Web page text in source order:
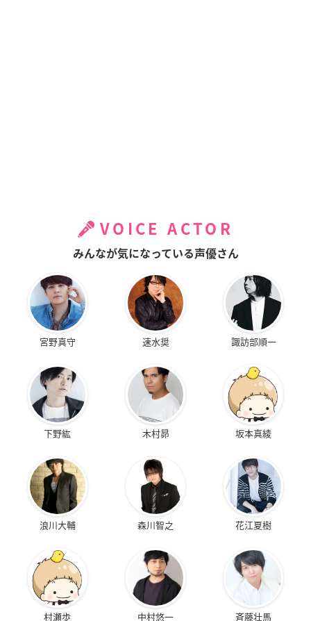
VOICE ACTOR
みんなが気になっている声優さん
宮野真守 速水奨 諏訪部順一
下野紘 木村昴 坂本真綾
浪川大輔 森川智之 花江夏樹
村瀬歩 中村悠一 斉藤壮馬